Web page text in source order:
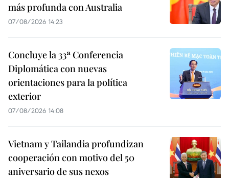
más profunda con Australia
07/08/2026 14:23
Concluye la 33ª Conferencia
Diplomática con nuevas
orientaciones para la política
exterior
07/08/2026 14:08
Vietnam y Tailandia profundizan
cooperación con motivo del 50
aniversario de sus nexos